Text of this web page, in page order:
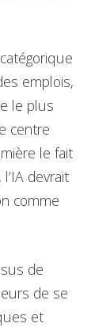
emplois,
le plus
centre
le fait
devrait
comme
de
de se
et